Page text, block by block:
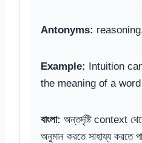
Antonyms:
Example: Intuition
the meaning of a
বাংলা: অন্তর্দৃষ্টি context
অনুমান করতে সাহায্য করতে